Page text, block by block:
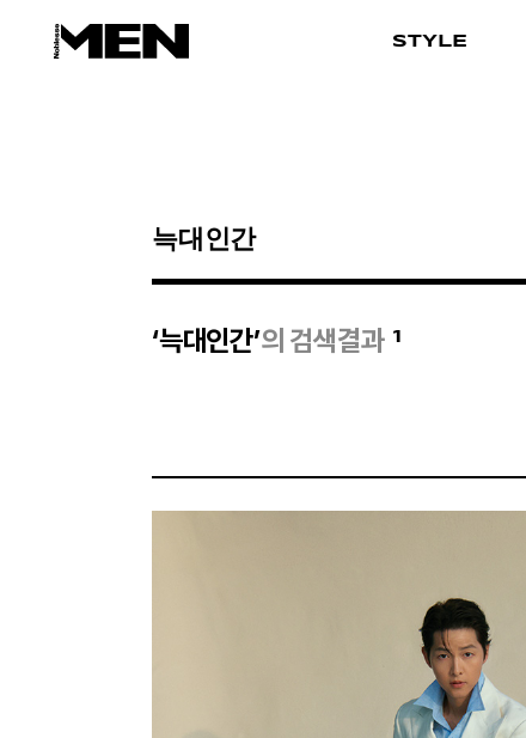
STYLE
검색결과
‘늑대인간’의 검색결과 1